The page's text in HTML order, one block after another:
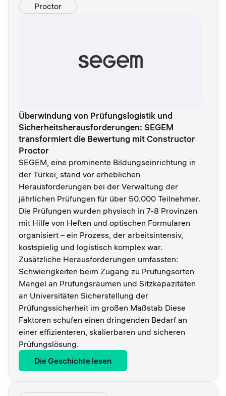
Proctor
Überwindung von Prüfungslogistik und
Sicherheitsherausforderungen: SEGEM
transformiert die Bewertung mit Constructor
Proctor
SEGEM, eine prominente Bildungseinrichtung in
der Türkei, stand vor erheblichen
Herausforderungen bei der Verwaltung der
jährlichen Prüfungen für über 50.000 Teilnehmer.
Die Prüfungen wurden physisch in 7-8 Provinzen
mit Hilfe von Heften und optischen Formularen
organisiert – ein Prozess, der arbeitsintensiv,
kostspielig und logistisch komplex war.
Zusätzliche Herausforderungen umfassten:
Schwierigkeiten beim Zugang zu Prüfungsorten
Mangel an Prüfungsräumen und Sitzkapazitäten
an Universitäten Sicherstellung der
Prüfungssicherheit im großen Maßstab Diese
Faktoren schufen einen dringenden Bedarf an
einer effizienteren, skalierbaren und sicheren
Prüfungslösung.
Die Geschichte lesen